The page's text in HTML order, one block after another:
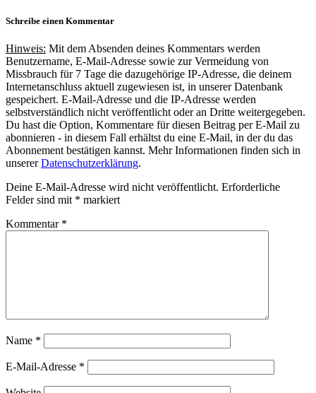
Schreibe einen Kommentar
Hinweis: Mit dem Absenden deines Kommentars werden
Benutzername, E-Mail-Adresse sowie zur Vermeidung von
Missbrauch für 7 Tage die dazugehörige IP-Adresse, die deinem
Internetanschluss aktuell zugewiesen ist, in unserer Datenbank
gespeichert. E-Mail-Adresse und die IP-Adresse werden
selbstverständlich nicht veröffentlicht oder an Dritte weitergegeben.
Du hast die Option, Kommentare für diesen Beitrag per E-Mail zu
abonnieren - in diesem Fall erhältst du eine E-Mail, in der du das
Abonnement bestätigen kannst. Mehr Informationen finden sich in
unsererDatenschutzerklärung.
Deine E-Mail-Adresse wird nicht veröffentlicht. Erforderliche
Felder sind mit * markiert
Kommentar *
Name *
E-Mail-Adresse *